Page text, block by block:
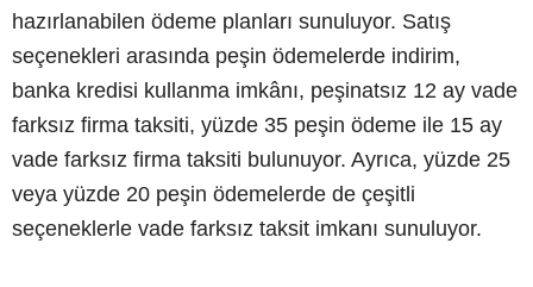
hazırlanabilen ödeme planları sunuluyor. Satış
seçenekleri arasında peşin ödemelerde indirim,
banka kredisi kullanma imkânı, peşinatsız 12 ay vade
farksız firma taksiti, yüzde 35 peşin ödeme ile 15 ay
vade farksız firma taksiti bulunuyor. Ayrıca, yüzde 25
veya yüzde 20 peşin ödemelerde de çeşitli
seçeneklerle vade farksız taksit imkanı sunuluyor.